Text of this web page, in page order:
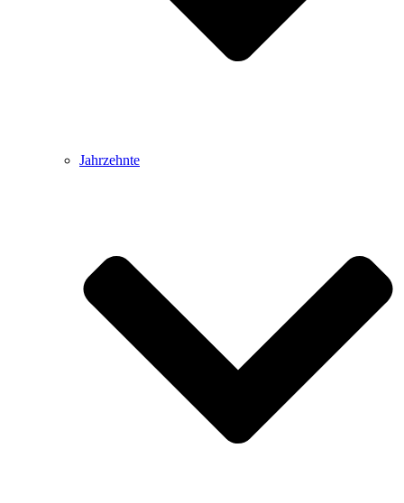
Jahrzehnte